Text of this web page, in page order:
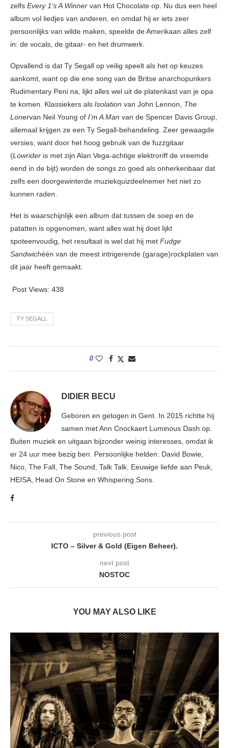
zelfs Every 1’s A Winner van Hot Chocolate op. Nu dus een heel
album vol liedjes van anderen, en omdat hij er iets zeer
persoonlijks van wilde maken, speelde de Amerikaan alles zelf
in: de vocals, de gitaar- en het drumwerk.
Opvallend is dat Ty Segall op veilig speelt als het op keuzes
aankomt, want op die ene song van de Britse anarchopunkers
Rudimentary Peni na, lijkt alles wel uit de platenkast van je opa
te komen. Klassiekers als Isolation van John Lennon, The
Lonervan Neil Young of I’m A Man van de Spencer Davis Group,
allemaal krijgen ze een Ty Segall-behandeling. Zeer gewaagde
versies, want door het hoog gebruik van de fuzzgitaar
(Lowrider is met zijn Alan Vega-achtige elektroriff de vreemde
eend in de bijt) worden de songs zo goed als onherkenbaar dat
zelfs een doorgewinterde muziekquizdeelnemer het niet zo
kunnen raden.
Het is waarschijnlijk een album dat tussen de soep en de
patatten is opgenomen, want alles wat hij doet lijkt
spoteenvoudig, het resultaat is wel dat hij met Fudge
Sandwichéén van de meest intrigerende (garage)rockplaten van
dit jaar heeft gemaakt.
Post Views: 438
TY SEGALL
0
DIDIER BECU
Geboren en getogen in Gent. In 2015 richtte hij
samen met Ann Cnockaert Luminous Dash op.
Buiten muziek en uitgaan bijzonder weinig interesses, omdat ik
er 24 uur mee bezig ben. Persoonlijke helden: David Bowie,
Nico, The Fall, The Sound, Talk Talk. Eeuwige liefde aan Peuk,
HEISA, Head On Stone en Whispering Sons.
previous post
ICTO – Silver & Gold (Eigen Beheer).
next post
NOSTOC
YOU MAY ALSO LIKE